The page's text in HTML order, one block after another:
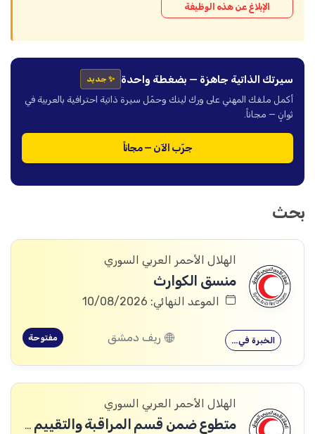
الإبلاغ عن هذه الوظيفة
سيرتك الذاتية جاهزة — بضغطة واحدة ✨ جديد
أكمل ملفك المهني على ورك لينك وحمّل سيرة ذاتية احترافية بالعربية في
ثوانٍ — مجاناً.
جرّب الآن — مجاناً
بحث
الهلال الأحمر العربي السوري
منسق الكوارث
الموعد النهائي: 10/08/2026
الخبرة في… ريف دمشق مفتوحة
الهلال الأحمر العربي السوري
متطوع ضمن قسم المراقبة والتقييم والتعلم (MEAL)